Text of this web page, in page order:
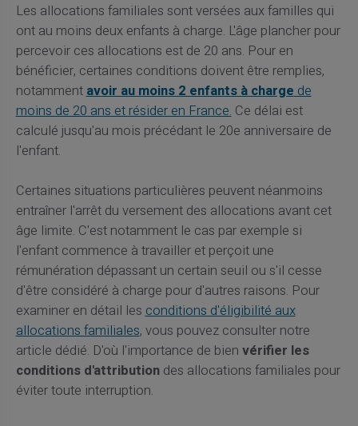
Les allocations familiales sont versées aux familles qui
ont au moins deux enfants à charge. L'âge plancher pour
percevoir ces allocations est de 20 ans. Pour en
bénéficier, certaines conditions doivent être remplies,
notamment avoir au moins 2 enfants à charge de
moins de 20 ans et résider en France. Ce délai est
calculé jusqu'au mois précédant le 20e anniversaire de
l'enfant.
Certaines situations particulières peuvent néanmoins
entraîner l'arrêt du versement des allocations avant cet
âge limite. C'est notamment le cas par exemple si
l'enfant commence à travailler et perçoit une
rémunération dépassant un certain seuil ou s'il cesse
d'être considéré à charge pour d'autres raisons. Pour
examiner en détail les conditions d'éligibilité aux
allocations familiales, vous pouvez consulter notre
article dédié. D'où l'importance de bien vérifier les
conditions d'attributiondes allocations familiales pour
éviter toute interruption.